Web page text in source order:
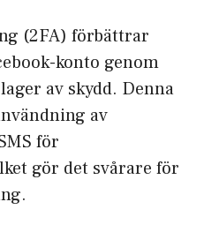
(2FA) förbättrar
konto genom
av skydd. Denna
av
för
gör det svårare för